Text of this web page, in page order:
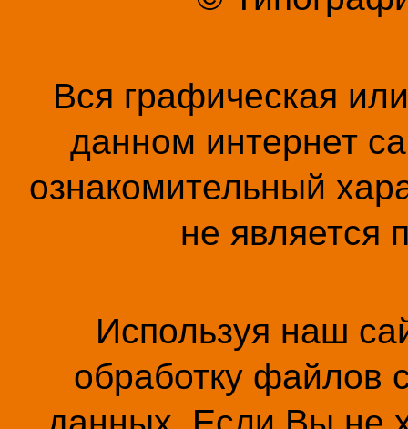
Вся графическая
данном интернет
ознакомительный
не является
Используя наш
обработку файлов